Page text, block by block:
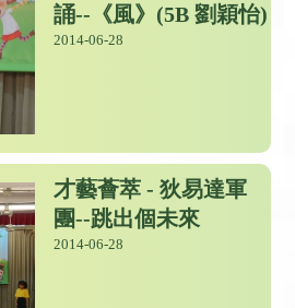
誦--《風》(5B 劉穎怡)
2014-06-28
才藝薈萃 - 狄易達軍
團--跳出個未來
2014-06-28